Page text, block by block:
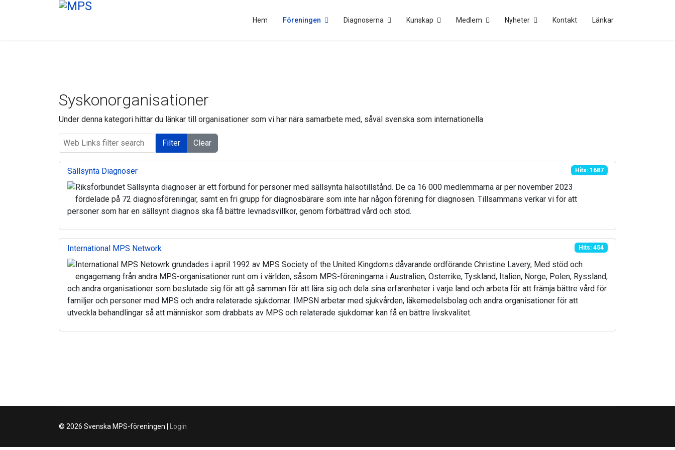
Hem Föreningen Diagnoserna Kunskap Medlem Nyheter Kontakt Länkar
Syskonorganisationer
Under denna kategori hittar du länkar till organisationer som vi har nära samarbete med, såväl svenska som internationella
Web Links filter search Filter Clear
Sällsynta Diagnoser Hits: 1687
Riksförbundet Sällsynta diagnoser är ett förbund för personer med sällsynta hälsotillstånd. De ca 16 000 medlemmarna är per november 2023
fördelade på 72 diagnosföreningar, samt en fri grupp för diagnosbärare som inte har någon förening för diagnosen. Tillsammans verkar vi för att
personer som har en sällsynt diagnos ska få bättre levnadsvillkor, genom förbättrad vård och stöd.
International MPS Network Hits: 454
International MPS Netowrk grundades i april 1992 av MPS Society of the United Kingdoms dåvarande ordförande Christine Lavery, Med stöd och
engagemang från andra MPS-organisationer runt om i världen, såsom MPS-föreningarna i Australien, Österrike, Tyskland, Italien, Norge, Polen, Ryssland,
och andra organisationer som beslutade sig för att gå samman för att lära sig och dela sina erfarenheter i varje land och arbeta för att främja bättre vård för
familjer och personer med MPS och andra relaterade sjukdomar. IMPSN arbetar med sjukvården, läkemedelsbolag och andra organisationer för att
utveckla behandlingar så att människor som drabbats av MPS och relaterade sjukdomar kan få en bättre livskvalitet.
© 2026 Svenska MPS-föreningen | Login